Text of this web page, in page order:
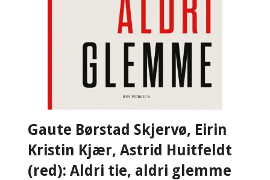
Gaute Børstad Skjervø, Eirin
Kristin Kjær, Astrid Huitfeldt
(red): Aldri tie, aldri glemme